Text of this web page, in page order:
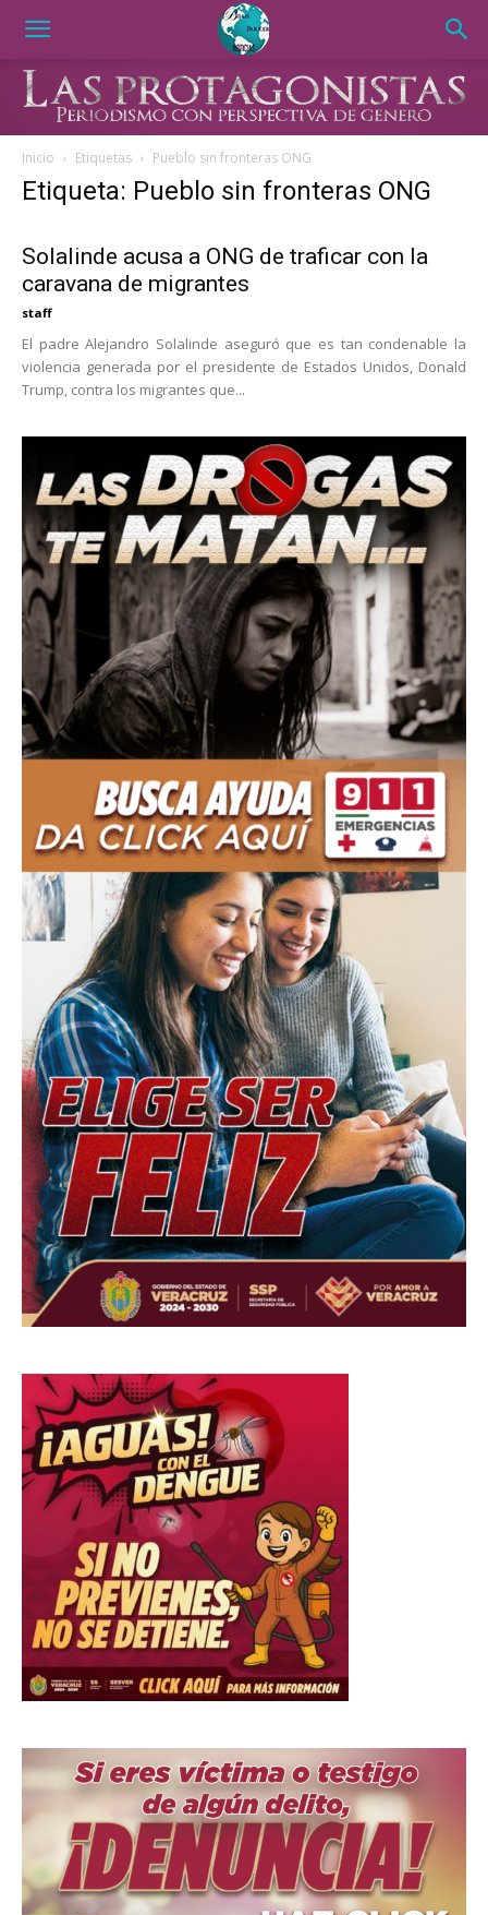
Inicio Etiquetas Pueblo sin fronteras ONG
Etiqueta: Pueblo sin fronteras ONG
Solalinde acusa a ONG de traficar con la
caravana de migrantes
staff
El padre Alejandro Solalinde aseguró que es tan condenable la
violencia generada por el presidente de Estados Unidos, Donald
Trump, contra los migrantes que...